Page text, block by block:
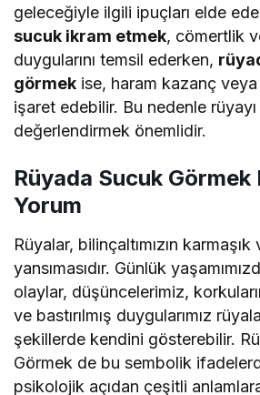
geleceğiyle ilgili ipuçları elde
sucuk ikram etmek, cömertlik
duygularını temsil ederken,
görmek ise, haram kazanç veya
işaret edebilir. Bu nedenle
değerlendirmek önemlidir.
Rüyada Sucuk
Yorum
Rüyalar, bilinçaltımızın
yansımasıdır. Günlük
olaylar, düşüncelerimiz,
ve bastırılmış duygularımız
şekillerde kendini gösterebilir.
Görmek de bu sembolik
psikolojik açıdan çeşitli